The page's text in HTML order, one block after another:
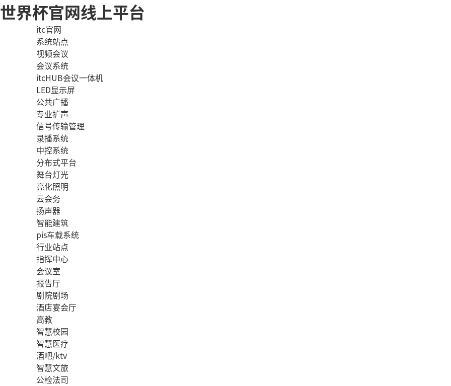
世界杯官网线上平台
itc官网
系统站点
视频会议
会议系统
itcHUB会议一体机
LED显示屏
公共广播
专业扩声
信号传输管理
录播系统
中控系统
分布式平台
舞台灯光
亮化照明
云会务
扬声器
智能建筑
pis车载系统
行业站点
指挥中心
会议室
报告厅
剧院剧场
酒店宴会厅
高教
智慧校园
智慧医疗
酒吧/ktv
智慧文旅
公检法司